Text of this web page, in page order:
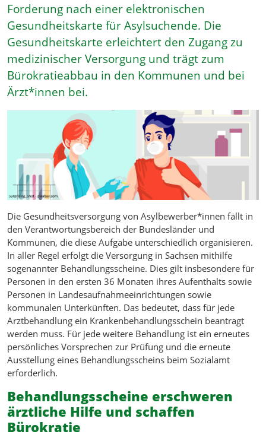
Forderung nach einer elektronischen
Gesundheitskarte für Asylsuchende. Die
Gesundheitskarte erleichtert den Zugang zu
medizinischer Versorgung und trägt zum
Bürokratieabbau in den Kommunen und bei
Ärzt*innen bei.
Die Gesundheitsversorgung von Asylbewerber*innen fällt in
den Verantwortungsbereich der Bundesländer und
Kommunen, die diese Aufgabe unterschiedlich organisieren.
In aller Regel erfolgt die Versorgung in Sachsen mithilfe
sogenannter Behandlungsscheine. Dies gilt insbesondere für
Personen in den ersten 36 Monaten ihres Aufenthalts sowie
Personen in Landesaufnahmeeinrichtungen sowie
kommunalen Unterkünften. Das bedeutet, dass für jede
Arztbehandlung ein Krankenbehandlungsschein beantragt
werden muss. Für jede weitere Behandlung ist ein erneutes
persönliches Vorsprechen zur Prüfung und die erneute
Ausstellung eines Behandlungsscheins beim Sozialamt
erforderlich.
Behandlungsscheine erschweren
ärztliche Hilfe und schaffen
Bürokratie